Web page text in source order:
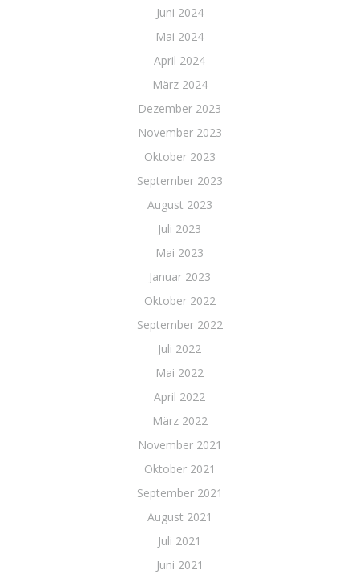
Juni 2024
Mai 2024
April 2024
März 2024
Dezember 2023
November 2023
Oktober 2023
September 2023
August 2023
Juli 2023
Mai 2023
Januar 2023
Oktober 2022
September 2022
Juli 2022
Mai 2022
April 2022
März 2022
November 2021
Oktober 2021
September 2021
August 2021
Juli 2021
Juni 2021